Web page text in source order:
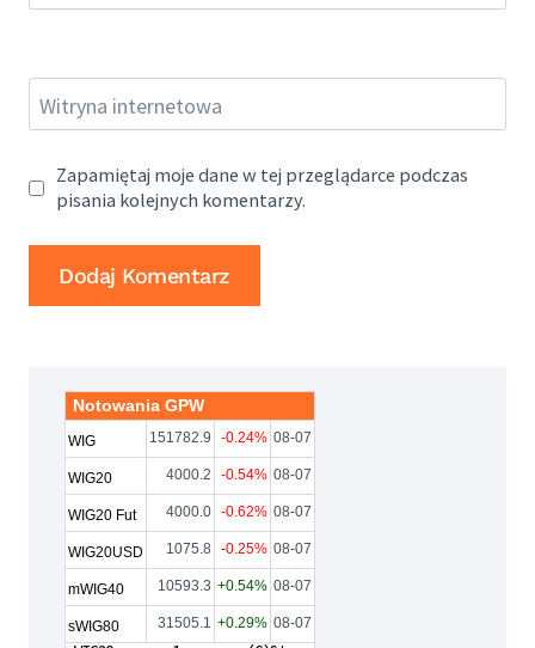
Witryna internetowa
Zapamiętaj moje dane w tej przeglądarce podczas
pisania kolejnych komentarzy.
Notowania GPW
WIG 151782.9 -0.24% 08-07
WIG20 4000.2 -0.54% 08-07
WIG20 Fut 4000.0 -0.62% 08-07
WIG20USD 1075.8 -0.25% 08-07
mWIG40 10593.3 +0.54% 08-07
sWIG80 31505.1 +0.29% 08-07